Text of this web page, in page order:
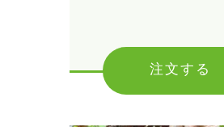
注文する